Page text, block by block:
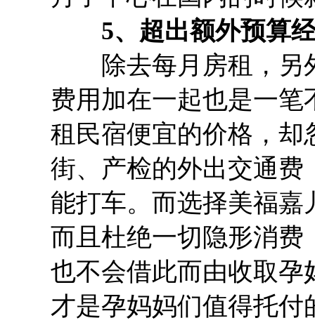
5、超出额外预算经
除去每月房租，另
费用加在一起也是一
租民宿便宜的价格，却
街、产检的外出交通费
能打车。而选择美福
而且杜绝一切隐形消费
也不会借此而由收取孕
才是孕妈妈们值得托付